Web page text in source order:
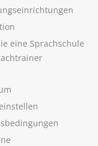
eine Sprachschule